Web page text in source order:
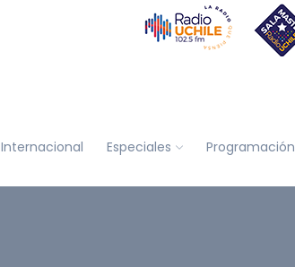
Internacional Especiales Programación